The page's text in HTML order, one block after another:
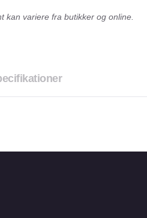
kan variere fra butikker og online.